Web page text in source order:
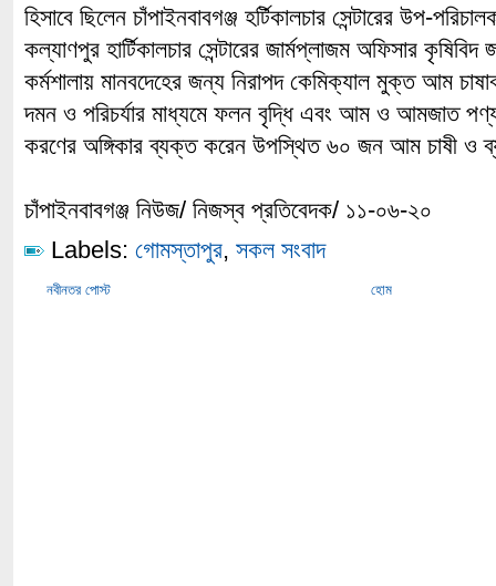
হিসাবে ছিলেন চাঁপাইনবাবগঞ্জ হর্টিকালচার সেন্টারের উপ-
কল্যাণপুর হার্টিকালচার সেন্টারের জার্মপ্লাজম অফিসার
কর্মশালায় মানবদেহের জন্য নিরাপদ কেমিক্যাল মুক্ত আম
দমন ও পরিচর্যার মাধ্যমে ফলন বৃদ্ধি এবং আম ও আমজাত
করণের অঙ্গিকার ব্যক্ত করেন উপস্থিত ৬০ জন আম চাষী ও
চাঁপাইনবাবগঞ্জ নিউজ/ নিজস্ব প্রতিবেদক/ ১১-০৬-২০
Labels: গোমস্তাপুর, সকল সংবাদ
নবীনতর পোস্ট হোম